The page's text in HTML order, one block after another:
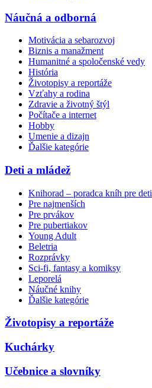
Náučná a odborná
Motivácia a sebarozvoj
Biznis a manažment
Humanitné a spoločenské vedy
História
Životopisy a reportáže
Vzťahy a rodina
Zdravie a životný štýl
Počítače a internet
Hobby
Umenie a dizajn
Ďalšie kategórie
Deti a mládež
Knihorad – poradca kníh pre deti
Pre najmenších
Pre prvákov
Pre pubertiakov
Young Adult
Beletria
Rozprávky
Sci-fi, fantasy a komiksy
Leporelá
Náučné knihy
Ďalšie kategórie
Životopisy a reportáže
Kuchárky
Učebnice a slovníky